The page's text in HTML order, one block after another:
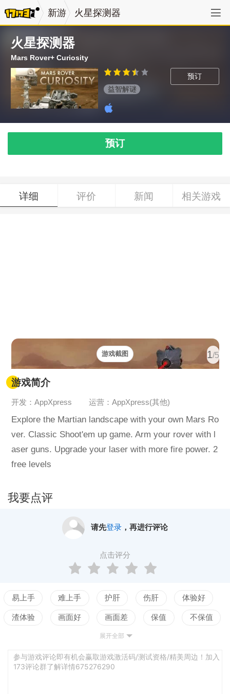
新游 火星探测器
火星探测器
Mars Rover+ Curiosity
预订
益智解谜
预订
详细 评价 新闻 相关游戏
1/5
游戏截图
游戏简介
开发：AppXpress 运营：AppXpress(其他)
Explore the Martian landscape with your own Mars Ro
ver. Classic Shoot'em up game. Arm your rover with l
aser guns. Upgrade your laser with more fire power. 2
free levels
我要点评
请先登录，再进行评论
点击评分
易上手 难上手 护肝 伤肝 体验好
渣体验 画面好 画面差 保值 不保值
测试
展开全部
参与游戏评论即有机会赢取游戏激活码/测试资格/精美周边！加入
173评论群了解详情675276290